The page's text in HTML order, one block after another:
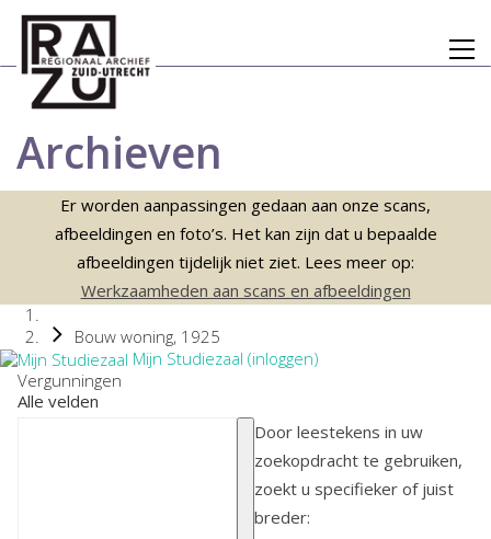
Archieven
Er worden aanpassingen gedaan aan onze scans,
afbeeldingen en foto’s. Het kan zijn dat u bepaalde
afbeeldingen tijdelijk niet ziet. Lees meer op:
Werkzaamheden aan scans en afbeeldingen
Bouw woning, 1925
Mijn Studiezaal (inloggen)
Vergunningen
Alle velden
Door leestekens in uw
zoekopdracht te gebruiken,
zoekt u specifieker of juist
breder: